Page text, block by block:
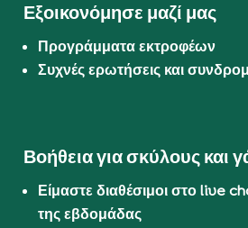
Εξοικονόμησε μαζί μας
Προγράμματα εκτροφέων
Συχνές ερωτήσεις και
Βοήθεια για σκύλους και
Είμαστε διαθέσιμοι στο live
της εβδομάδας